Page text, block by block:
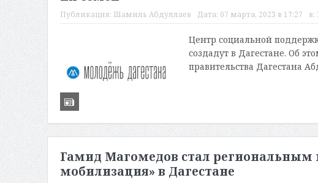
Публикация: Шамиль Абдуллаев Дата: 07 марта, 2023 в 17:27 в:
Центр социальной
создадут в Дагестане. Об
правительства Дагестана
Гамид Магомедов стал региональным
мобилизация» в Дагестане